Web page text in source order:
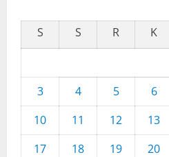
S S R K
3
4 5 6
10
11 12 13
17
18 19 20